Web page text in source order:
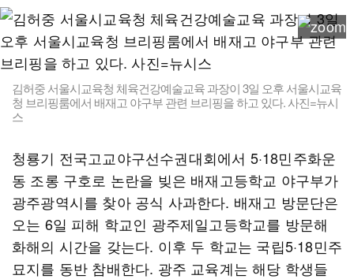
김허중 서울시교육청 체육건강예술교육 과장이 3일 오후 서울시교육
청 브리핑룸에서 배재고 야구부 관련 브리핑을 하고 있다. 사진=뉴시
스
청룡기 전국고교야구선수권대회에서 5·18민주화운
동 조롱 구호로 논란을 빚은 배재고등학교 야구부가
광주광역시를 찾아 공식 사과한다. 배재고 방문단은
오는 6일 피해 학교인 광주제일고등학교를 방문해
화해의 시간을 갖는다. 이후 두 학교는 국립5·18민주
묘지를 동반 참배한다. 광주 교육계는 해당 학생들